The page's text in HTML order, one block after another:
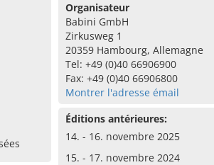
Organisateur
Babini GmbH
Zirkusweg 1
20359 Hambourg, Allemagne
Tel: +49 (0)40 66906900
Fax: +49 (0)40 66906800
Montrer l'adresse émail
Éditions antérieures:
14. - 16. novembre 2025
15. - 17. novembre 2024